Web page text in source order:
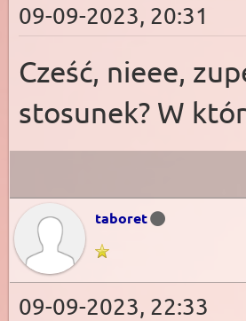
09-09-2023, 20:31
Cześć, nieee,
stosunek? W
taboret
09-09-2023, 22:33